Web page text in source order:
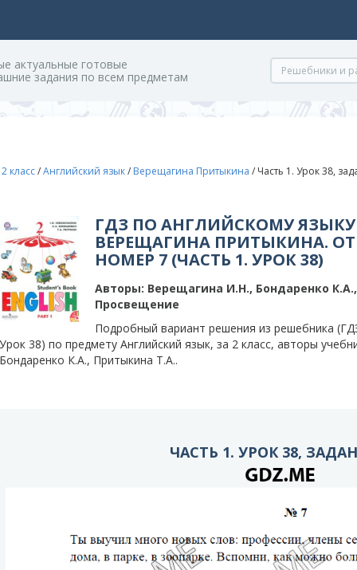
актуальные готовые
задания по всем предметам
2 класс/Английский язык/ Верещагина Притыкина / Часть 1. Урок 38,
ГДЗ ПО АНГЛИЙСКОМУ ЯЗЫКУ
ВЕРЕЩАГИНА ПРИТЫКИНА.
НОМЕР 7 (ЧАСТЬ 1. УРОК 38)
Авторы: Верещагина И.Н., Бондаренко
Просвещение
Подробный вариант решения из решебника
Урок 38) по предмету Английский язык, за 2 класс, авторы
Бондаренко К.А., Притыкина T.A..
ЧАСТЬ 1. УРОК 38,